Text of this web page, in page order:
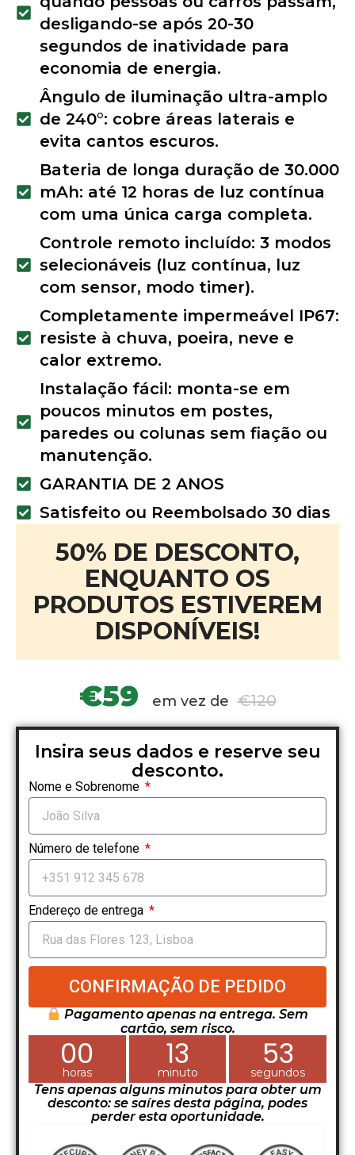
desligando-se após 20-30
segundos de inatividade para
economia de energia.
Ângulo de iluminação ultra-amplo
de 240°: cobre áreas laterais e
evita cantos escuros.
Bateria de longa duração de 30.000
mAh: até 12 horas de luz contínua
com uma única carga completa.
Controle remoto incluído: 3 modos
selecionáveis (luz contínua, luz
com sensor, modo timer).
Completamente impermeável IP67:
resiste à chuva, poeira, neve e
calor extremo.
Instalação fácil: monta-se em
poucos minutos em postes,
paredes ou colunas sem fiação ou
manutenção.
GARANTIA DE 2 ANOS
Satisfeito ou Reembolsado 30 dias
50% DE DESCONTO,
ENQUANTO OS
PRODUTOS ESTIVEREM
DISPONÍVEIS!
€59 em vez de €120
Insira seus dados e reserve seu
desconto.
Nome e Sobrenome
Número de telefone
Endereço de entrega
CONFIRMAÇÃO DE PEDIDO
Pagamento apenas na entrega. Sem
cartão, sem risco.
00
horas 13
minuto 52
segundos
Tens apenas alguns minutos para obter um
desconto: se saíres desta página, podes
perder esta oportunidade.